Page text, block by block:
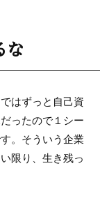
な
はずっと自己資
ったので１シー
。そういう企業
限り、生き残っ